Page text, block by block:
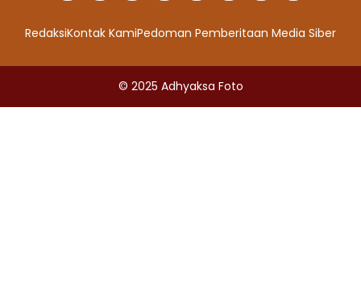
RedaksiKontak KamiPedoman Pemberitaan Media Siber
© 2025 Adhyaksa Foto